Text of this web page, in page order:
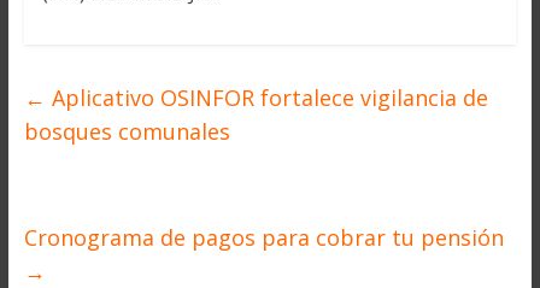
← Aplicativo OSINFOR fortalece vigilancia de
bosques comunales
Cronograma de pagos para cobrar tu pensión
→